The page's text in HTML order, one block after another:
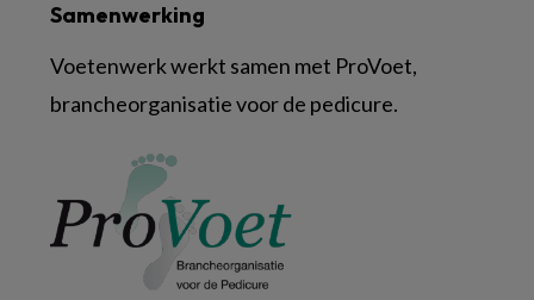
Samenwerking
Voetenwerk werkt samen met ProVoet,
brancheorganisatie voor de pedicure.